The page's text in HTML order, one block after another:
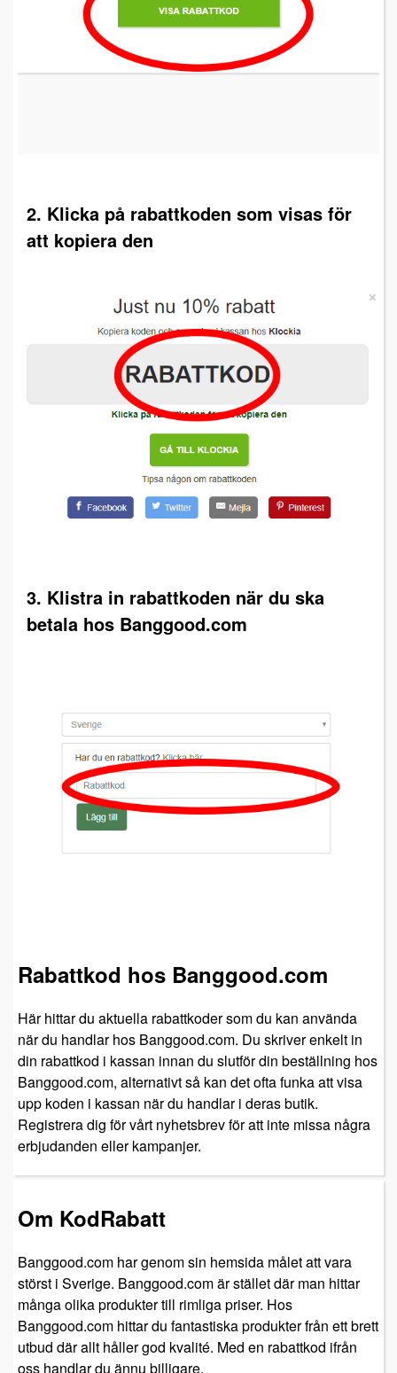
2. Klicka på rabattkoden som visas för
att kopiera den
3. Klistra in rabattkoden när du ska
betala hos Banggood.com
Rabattkod hos Banggood.com
Här hittar du aktuella rabattkoder som du kan använda
när du handlar hos Banggood.com. Du skriver enkelt in
din rabattkod i kassan innan du slutför din beställning hos
Banggood.com, alternativt så kan det ofta funka att visa
upp koden i kassan när du handlar i deras butik.
Registrera dig för vårt nyhetsbrev för att inte missa några
erbjudanden eller kampanjer.
Om KodRabatt
Banggood.com har genom sin hemsida målet att vara
störst i Sverige. Banggood.com är stället där man hittar
många olika produkter till rimliga priser. Hos
Banggood.com hittar du fantastiska produkter från ett brett
utbud där allt håller god kvalité. Med en rabattkod ifrån
oss handlar du ännu billigare.